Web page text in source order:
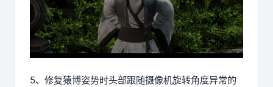
5、修复猿博姿势时头部跟随摄像机旋转角度异常的